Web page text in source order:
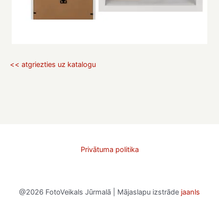
<< atgriezties uz katalogu
Privātuma politika
@2026 FotoVeikals Jūrmalā | Mājaslapu izstrāde jaanls